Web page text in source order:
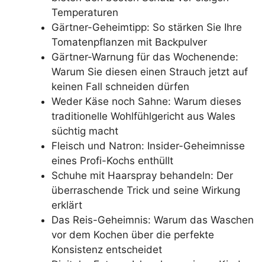
Temperaturen
Gärtner-Geheimtipp: So stärken Sie Ihre
Tomatenpflanzen mit Backpulver
Gärtner-Warnung für das Wochenende:
Warum Sie diesen einen Strauch jetzt auf
keinen Fall schneiden dürfen
Weder Käse noch Sahne: Warum dieses
traditionelle Wohlfühlgericht aus Wales
süchtig macht
Fleisch und Natron: Insider-Geheimnisse
eines Profi-Kochs enthüllt
Schuhe mit Haarspray behandeln: Der
überraschende Trick und seine Wirkung
erklärt
Das Reis-Geheimnis: Warum das Waschen
vor dem Kochen über die perfekte
Konsistenz entscheidet